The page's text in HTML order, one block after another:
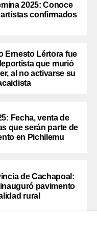
2025: Conoce
confirmados
Ernesto Lértora fue
que murió
al no activarse su
Fecha, venta de
que serán parte de
en Pichilemu
de Cachapoal:
inauguró pavimento
rural